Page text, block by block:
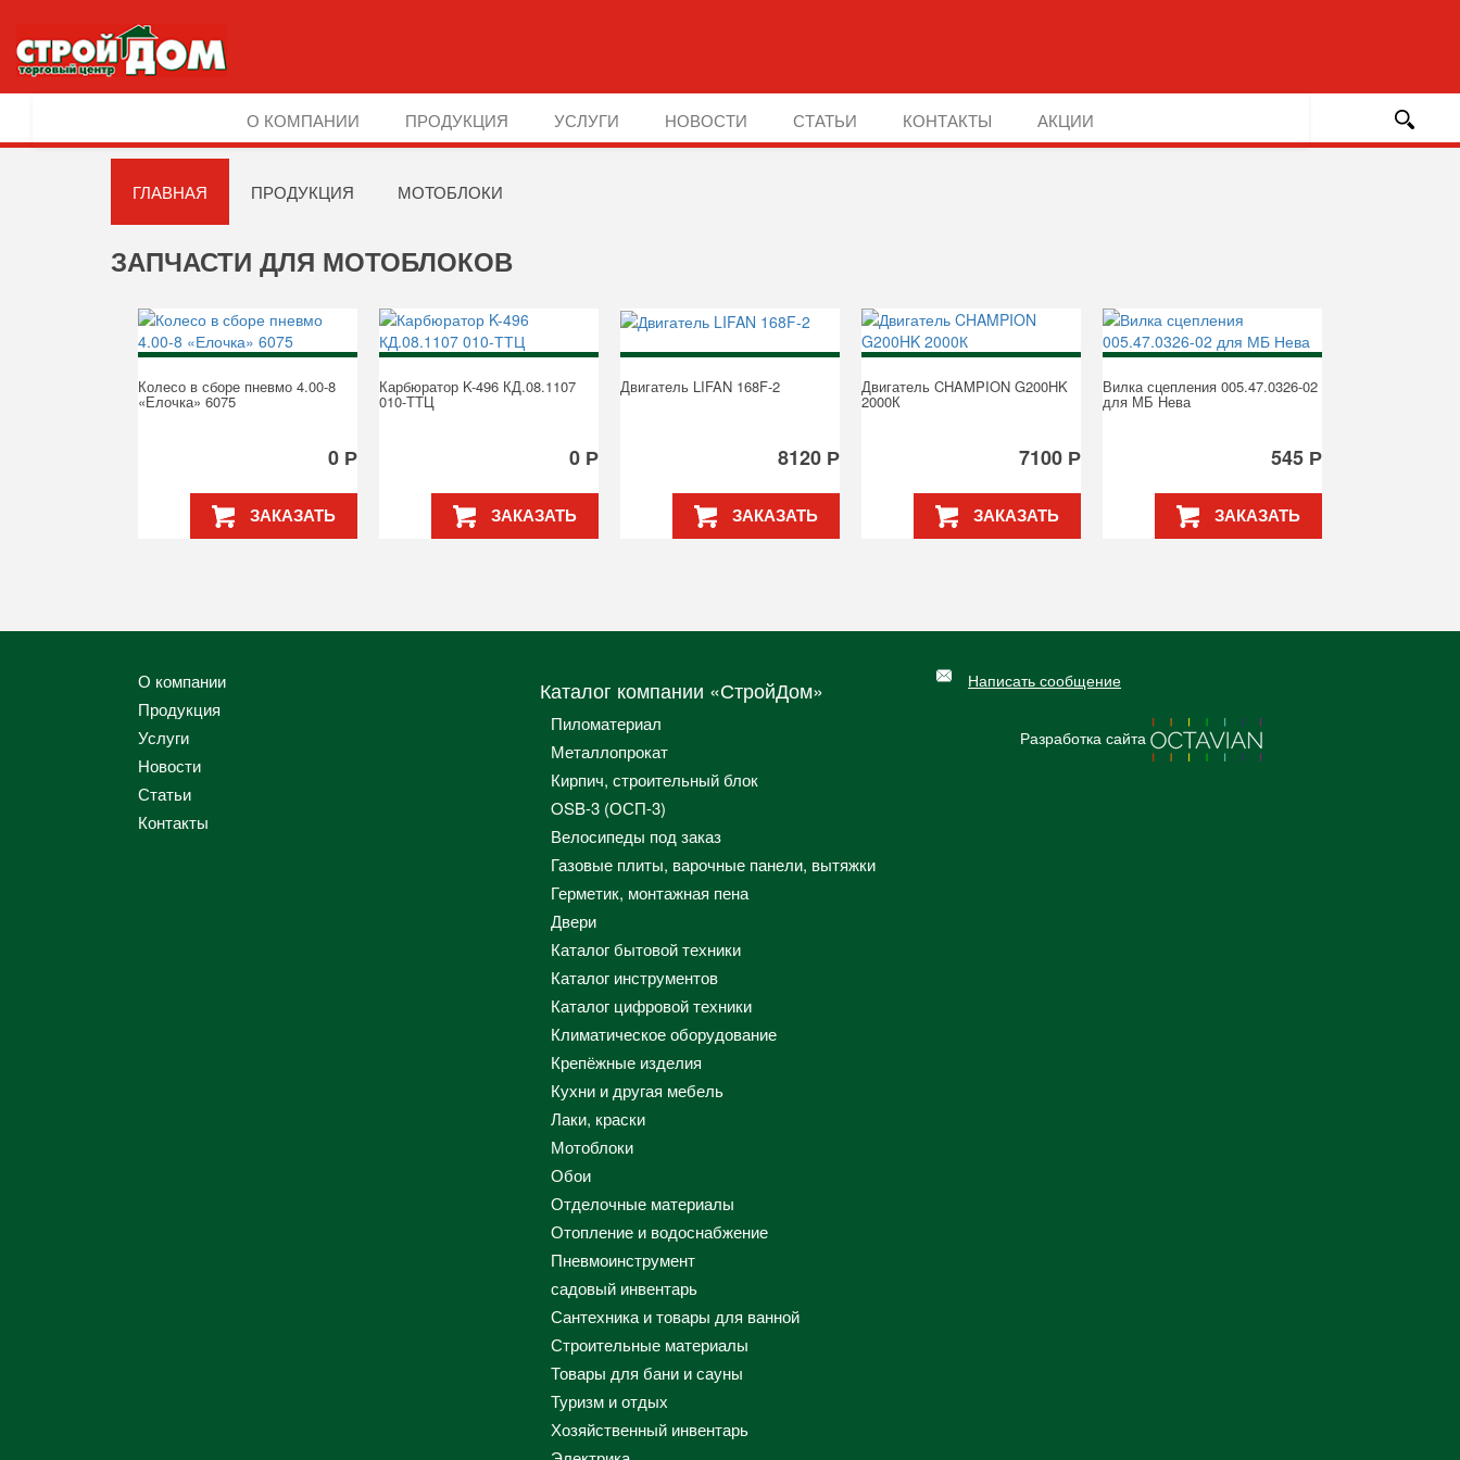
О КОМПАНИИ ПРОДУКЦИЯ УСЛУГИ НОВОСТИ СТАТЬИ КОНТАКТЫ АКЦИИ
ГЛАВНАЯ ПРОДУКЦИЯ МОТОБЛОКИ
ЗАПЧАСТИ ДЛЯ МОТОБЛОКОВ
Колесо в сборе пневмо 4.00-8
«Елочка» 6075
0 Р
ЗАКАЗАТЬ
Карбюратор K-496 КД.08.1107
010-ТТЦ
0 Р
ЗАКАЗАТЬ
Двигатель LIFAN 168F-2
8120 Р
ЗАКАЗАТЬ
Двигатель CHAMPION G200HK
2000К
7100 Р
ЗАКАЗАТЬ
Вилка сцепления 005.47.0326-02
для МБ Нева
545 Р
ЗАКАЗАТЬ
О компании
Продукция
Услуги
Новости
Статьи
Контакты
Каталог компании «СтройДом»
Пиломатериал
Металлопрокат
Кирпич, строительный блок
OSB-3 (ОСП-3)
Велосипеды под заказ
Газовые плиты, варочные панели, вытяжки
Герметик, монтажная пена
Двери
Каталог бытовой техники
Каталог инструментов
Каталог цифровой техники
Климатическое оборудование
Крепёжные изделия
Кухни и другая мебель
Лаки, краски
Мотоблоки
Обои
Отделочные материалы
Отопление и водоснабжение
Пневмоинструмент
садовый инвентарь
Сантехника и товары для ванной
Строительные материалы
Товары для бани и сауны
Туризм и отдых
Хозяйственный инвентарь
Написать сообщение
Разработка сайта